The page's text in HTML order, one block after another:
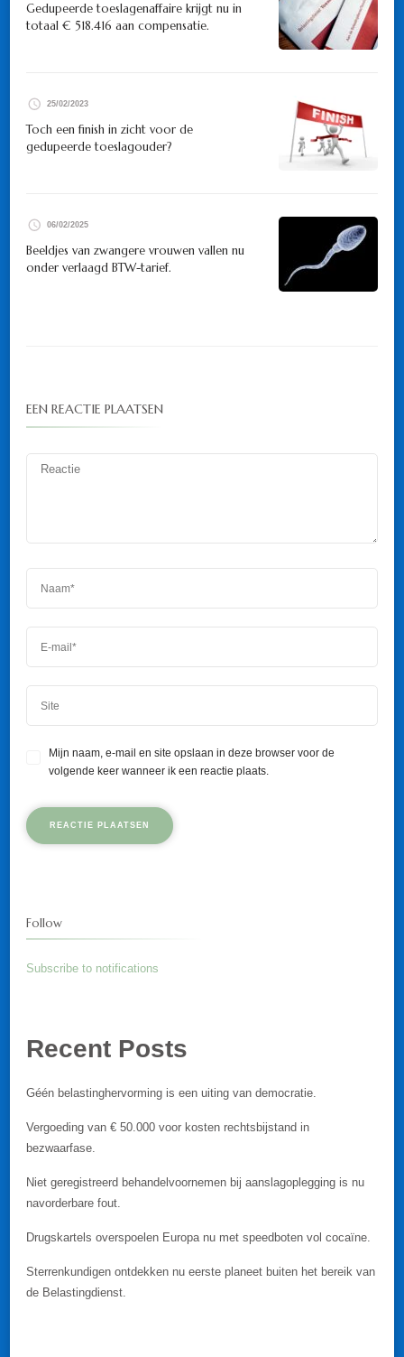
Gedupeerde toeslagenaffaire krijgt nu in
totaal € 518.416 aan compensatie.
25/02/2023
Toch een finish in zicht voor de
gedupeerde toeslagouder?
06/02/2025
Beeldjes van zwangere vrouwen vallen nu
onder verlaagd BTW-tarief.
EEN REACTIE PLAATSEN
Mijn naam, e-mail en site opslaan in deze browser voor de
volgende keer wanneer ik een reactie plaats.
Follow
Subscribe to notifications
Recent Posts
Géén belastinghervorming is een uiting van democratie.
Vergoeding van € 50.000 voor kosten rechtsbijstand in
bezwaarfase.
Niet geregistreerd behandelvoornemen bij aanslagoplegging is nu
navorderbare fout.
Drugskartels overspoelen Europa nu met speedboten vol cocaïne.
Sterrenkundigen ontdekken nu eerste planeet buiten het bereik van
de Belastingdienst.